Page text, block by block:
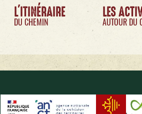
L'ITINÉRAIRE
DU CHEMIN
LES
AUTOUR DU